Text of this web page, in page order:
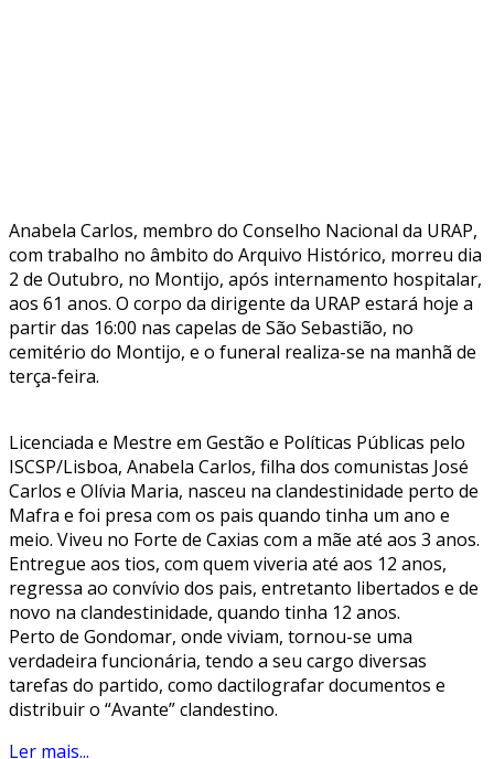
Anabela Carlos, membro do Conselho Nacional da URAP,
com trabalho no âmbito do Arquivo Histórico, morreu dia
2 de Outubro, no Montijo, após internamento hospitalar,
aos 61 anos. O corpo da dirigente da URAP estará hoje a
partir das 16:00 nas capelas de São Sebastião, no
cemitério do Montijo, e o funeral realiza-se na manhã de
terça-feira.
Licenciada e Mestre em Gestão e Políticas Públicas pelo
ISCSP/Lisboa, Anabela Carlos, filha dos comunistas José
Carlos e Olívia Maria, nasceu na clandestinidade perto de
Mafra e foi presa com os pais quando tinha um ano e
meio. Viveu no Forte de Caxias com a mãe até aos 3 anos.
Entregue aos tios, com quem viveria até aos 12 anos,
regressa ao convívio dos pais, entretanto libertados e de
novo na clandestinidade, quando tinha 12 anos.
Perto de Gondomar, onde viviam, tornou-se uma
verdadeira funcionária, tendo a seu cargo diversas
tarefas do partido, como dactilografar documentos e
distribuir o “Avante” clandestino.
Ler mais...